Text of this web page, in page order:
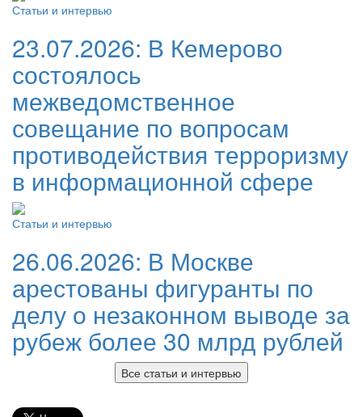
Статьи и интервью
23.07.2026: В Кемерово
состоялось
межведомственное
совещание по вопросам
противодействия терроризму
в информационной сфере
Статьи и интервью
26.06.2026: В Москве
арестованы фигуранты по
делу о незаконном выводе за
рубеж более 30 млрд рублей
Все статьи и интервью